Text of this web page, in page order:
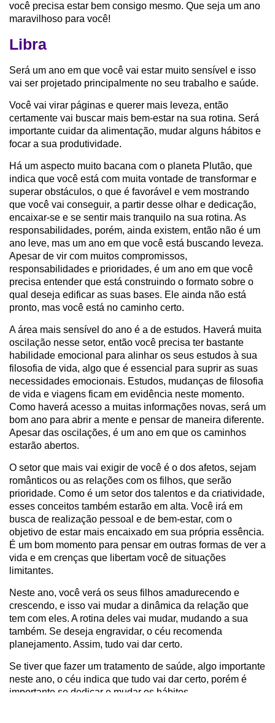
você precisa estar bem consigo mesmo. Que seja um ano
maravilhoso para você!
Libra
Será um ano em que você vai estar muito sensível e isso
vai ser projetado principalmente no seu trabalho e saúde.
Você vai virar páginas e querer mais leveza, então
certamente vai buscar mais bem-estar na sua rotina. Será
importante cuidar da alimentação, mudar alguns hábitos e
focar a sua produtividade.
Há um aspecto muito bacana com o planeta Plutão, que
indica que você está com muita vontade de transformar e
superar obstáculos, o que é favorável e vem mostrando
que você vai conseguir, a partir desse olhar e dedicação,
encaixar-se e se sentir mais tranquilo na sua rotina. As
responsabilidades, porém, ainda existem, então não é um
ano leve, mas um ano em que você está buscando leveza.
Apesar de vir com muitos compromissos,
responsabilidades e prioridades, é um ano em que você
precisa entender que está construindo o formato sobre o
qual deseja edificar as suas bases. Ele ainda não está
pronto, mas você está no caminho certo.
A área mais sensível do ano é a de estudos. Haverá muita
oscilação nesse setor, então você precisa ter bastante
habilidade emocional para alinhar os seus estudos à sua
filosofia de vida, algo que é essencial para suprir as suas
necessidades emocionais. Estudos, mudanças de filosofia
de vida e viagens ficam em evidência neste momento.
Como haverá acesso a muitas informações novas, será um
bom ano para abrir a mente e pensar de maneira diferente.
Apesar das oscilações, é um ano em que os caminhos
estarão abertos.
O setor que mais vai exigir de você é o dos afetos, sejam
românticos ou as relações com os filhos, que serão
prioridade. Como é um setor dos talentos e da criatividade,
esses conceitos também estarão em alta. Você irá em
busca de realização pessoal e de bem-estar, com o
objetivo de estar mais encaixado em sua própria essência.
É um bom momento para pensar em outras formas de ver a
vida e em crenças que libertam você de situações
limitantes.
Neste ano, você verá os seus filhos amadurecendo e
crescendo, e isso vai mudar a dinâmica da relação que
tem com eles. A rotina deles vai mudar, mudando a sua
também. Se deseja engravidar, o céu recomenda
planejamento. Assim, tudo vai dar certo.
Se tiver que fazer um tratamento de saúde, algo importante
neste ano, o céu indica que tudo vai dar certo, porém é
importante se dedicar e mudar os hábitos.